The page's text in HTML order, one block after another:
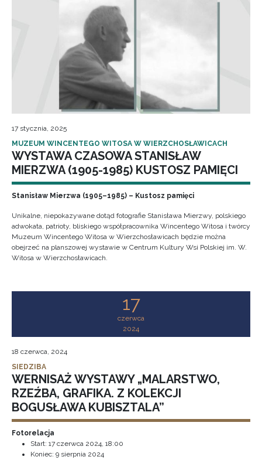
17 stycznia, 2025
MUZEUM WINCENTEGO WITOSA W WIERZCHOSŁAWICACH
WYSTAWA CZASOWA STANISŁAW
MIERZWA (1905-1985) KUSTOSZ PAMIĘCI
Stanisław Mierzwa (1905–1985) – Kustosz pamięci
Unikalne, niepokazywane dotąd fotografie Stanisława Mierzwy, polskiego
adwokata, patrioty, bliskiego współpracownika Wincentego Witosa i twórcy
Muzeum Wincentego Witosa w Wierzchosławicach będzie można
obejrzeć na planszowej wystawie w Centrum Kultury Wsi Polskiej im. W.
Witosa w Wierzchosławicach.
17
czerwca
2024
18 czerwca, 2024
SIEDZIBA
WERNISAŻ WYSTAWY „MALARSTWO,
RZEŹBA, GRAFIKA. Z KOLEKCJI
BOGUSŁAWA KUBISZTALA”
Fotorelacja
Start: 17 czerwca 2024, 18:00
Koniec: 9 sierpnia 2024